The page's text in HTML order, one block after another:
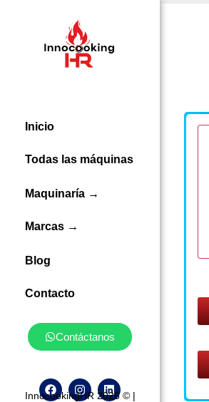
Inicio
Todas las máquinas
Maquinaría →
Marcas →
Blog
Contacto
Contáctanos
InnocookingHR 2026 © |